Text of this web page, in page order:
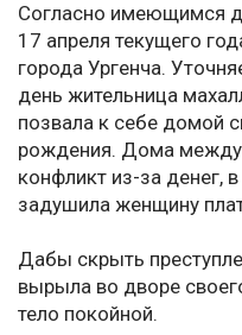
Согласно имеющимся
17 апреля текущего
города Ургенча.
день жительница
позвала к себе домой
рождения. Дома
конфликт из-за денег,
задушила женщину
Дабы скрыть
вырыла во дворе
тело покойной.